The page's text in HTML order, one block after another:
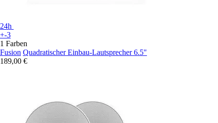
24h
+-3
1 Farben
Fusion Quadratischer Einbau-Lautsprecher 6.5"
189,00 €